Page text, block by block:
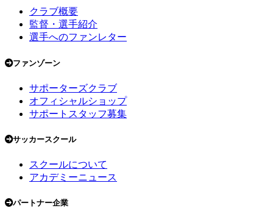
クラブ概要
監督・選手紹介
選手へのファンレター
ファンゾーン
サポーターズクラブ
オフィシャルショップ
サポートスタッフ募集
サッカースクール
スクールについて
アカデミーニュース
パートナー企業